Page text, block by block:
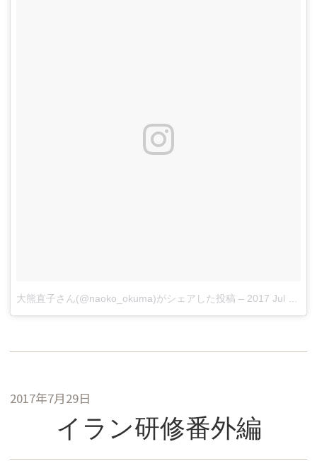
大熊直子さん(@naoko_okuma)がシェアした投稿 – 2017 Jul 29 7:12am PDT
2017年7月29日
イラン研修番外編